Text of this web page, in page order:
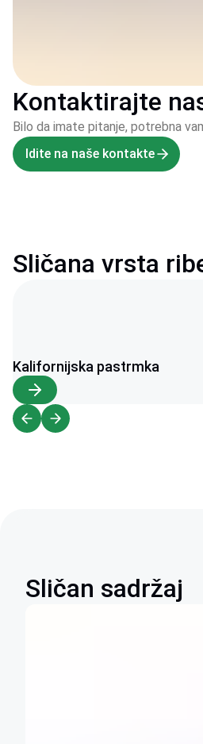
Kontaktirajte
Bilo da imate pitanje, potrebna
Idite na naše kontakte
Sličana vrsta
Kalifornijska pastrmka
Sličan sadržaj